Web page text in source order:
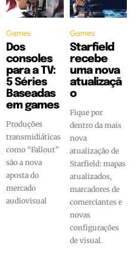
Games
Dos
consoles
para a TV:
5 Séries
Baseadas
em games
Produções
transmidiáticas
como “Fallout”
são a nova
aposta do
mercado
audiovisual
Games
Starfield
recebe
uma nova
atualizaçã
o
Fique por
dentro da mais
nova
atualização de
Starfield: mapas
atualizados,
marcadores de
comerciantes e
novas
configurações
de visual.